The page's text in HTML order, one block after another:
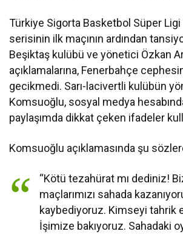
Türkiye Sigorta Basketbol Süper
serisinin ilk maçının ardından
Beşiktaş kulübü ve yönetici Özkan
açıklamalarına, Fenerbahçe
gecikmedi. Sarı-lacivertli kulübün
Komsuoğlu, sosyal medya
paylaşımda dikkat çeken ifadeler
Komsuoğlu açıklamasında şu
“Kötü tezahürat mı dediniz!
maçlarımızı sahada
kaybediyoruz. Kimseyi tahrik
İşimize bakıyoruz. Sahadaki